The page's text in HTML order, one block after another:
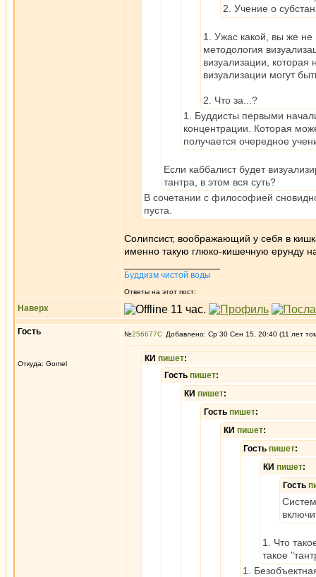
2. Учение о
1. Ужас какой, вы же не
методология
визуализации,
визуализации могут
2. Что за...?
1. Буддисты первыми
концентрации. Которая
получается очередное
Если каббалист будет
тантра, в этом вся суть?
В сочетании с философией
пуста.
Солипсист, воображающий у себя в
именно такую глюко-кишечную ерунду
Буддизм чистой воды
Ответы на этот пост:
Наверх
Гость
Откуда: Gomel
№256677 Добавлено: Ср 30 Сен 15, 20:40 (11 лет
КИ пишет:
Гость пишет:
КИ пишет:
Гость пишет:
КИ пишет:
Гость пишет:
КИ пишет:
Гость
1. Что
такое
1.